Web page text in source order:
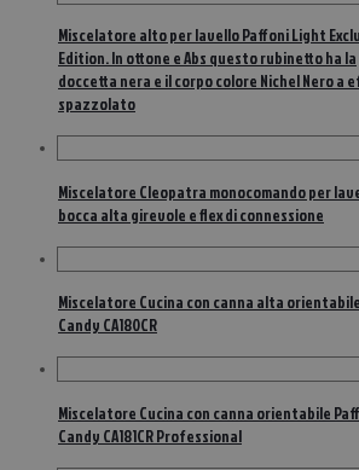
Miscelatore alto per lavello Paffoni Light
Edition. In ottone e Abs questo rubinetto ha la
doccetta nera e il corpo colore Nichel Nero a
spazzolato
Miscelatore Cleopatra monocomando per
bocca alta girevole e flex di connessione
Miscelatore Cucina con canna alta
Candy CA180CR
Miscelatore Cucina con canna orientabile
Candy CA181CR Professional